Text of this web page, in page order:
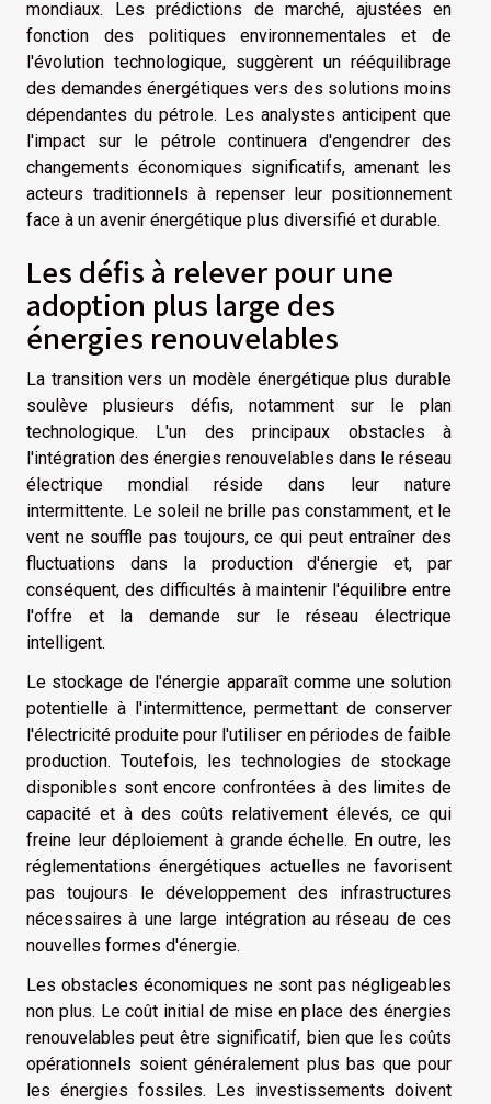
mondiaux. Les prédictions de marché, ajustées en
fonction des politiques environnementales et de
l'évolution technologique, suggèrent un rééquilibrage
des demandes énergétiques vers des solutions moins
dépendantes du pétrole. Les analystes anticipent que
l'impact sur le pétrole continuera d'engendrer des
changements économiques significatifs, amenant les
acteurs traditionnels à repenser leur positionnement
face à un avenir énergétique plus diversifié et durable.
Les défis à relever pour une
adoption plus large des
énergies renouvelables
La transition vers un modèle énergétique plus durable
soulève plusieurs défis, notamment sur le plan
technologique. L'un des principaux obstacles à
l'intégration des énergies renouvelables dans le réseau
électrique mondial réside dans leur nature
intermittente. Le soleil ne brille pas constamment, et le
vent ne souffle pas toujours, ce qui peut entraîner des
fluctuations dans la production d'énergie et, par
conséquent, des difficultés à maintenir l'équilibre entre
l'offre et la demande sur le réseau électrique
intelligent.
Le stockage de l'énergie apparaît comme une solution
potentielle à l'intermittence, permettant de conserver
l'électricité produite pour l'utiliser en périodes de faible
production. Toutefois, les technologies de stockage
disponibles sont encore confrontées à des limites de
capacité et à des coûts relativement élevés, ce qui
freine leur déploiement à grande échelle. En outre, les
réglementations énergétiques actuelles ne favorisent
pas toujours le développement des infrastructures
nécessaires à une large intégration au réseau de ces
nouvelles formes d'énergie.
Les obstacles économiques ne sont pas négligeables
non plus. Le coût initial de mise en place des énergies
renouvelables peut être significatif, bien que les coûts
opérationnels soient généralement plus bas que pour
les énergies fossiles. Les investissements doivent